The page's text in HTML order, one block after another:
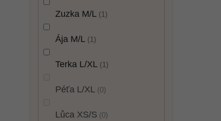
Zuzka M/L 1
Ája M/L 1
Terka L/XL 1
Péťa L/XL 0
Lůca XS/S 0